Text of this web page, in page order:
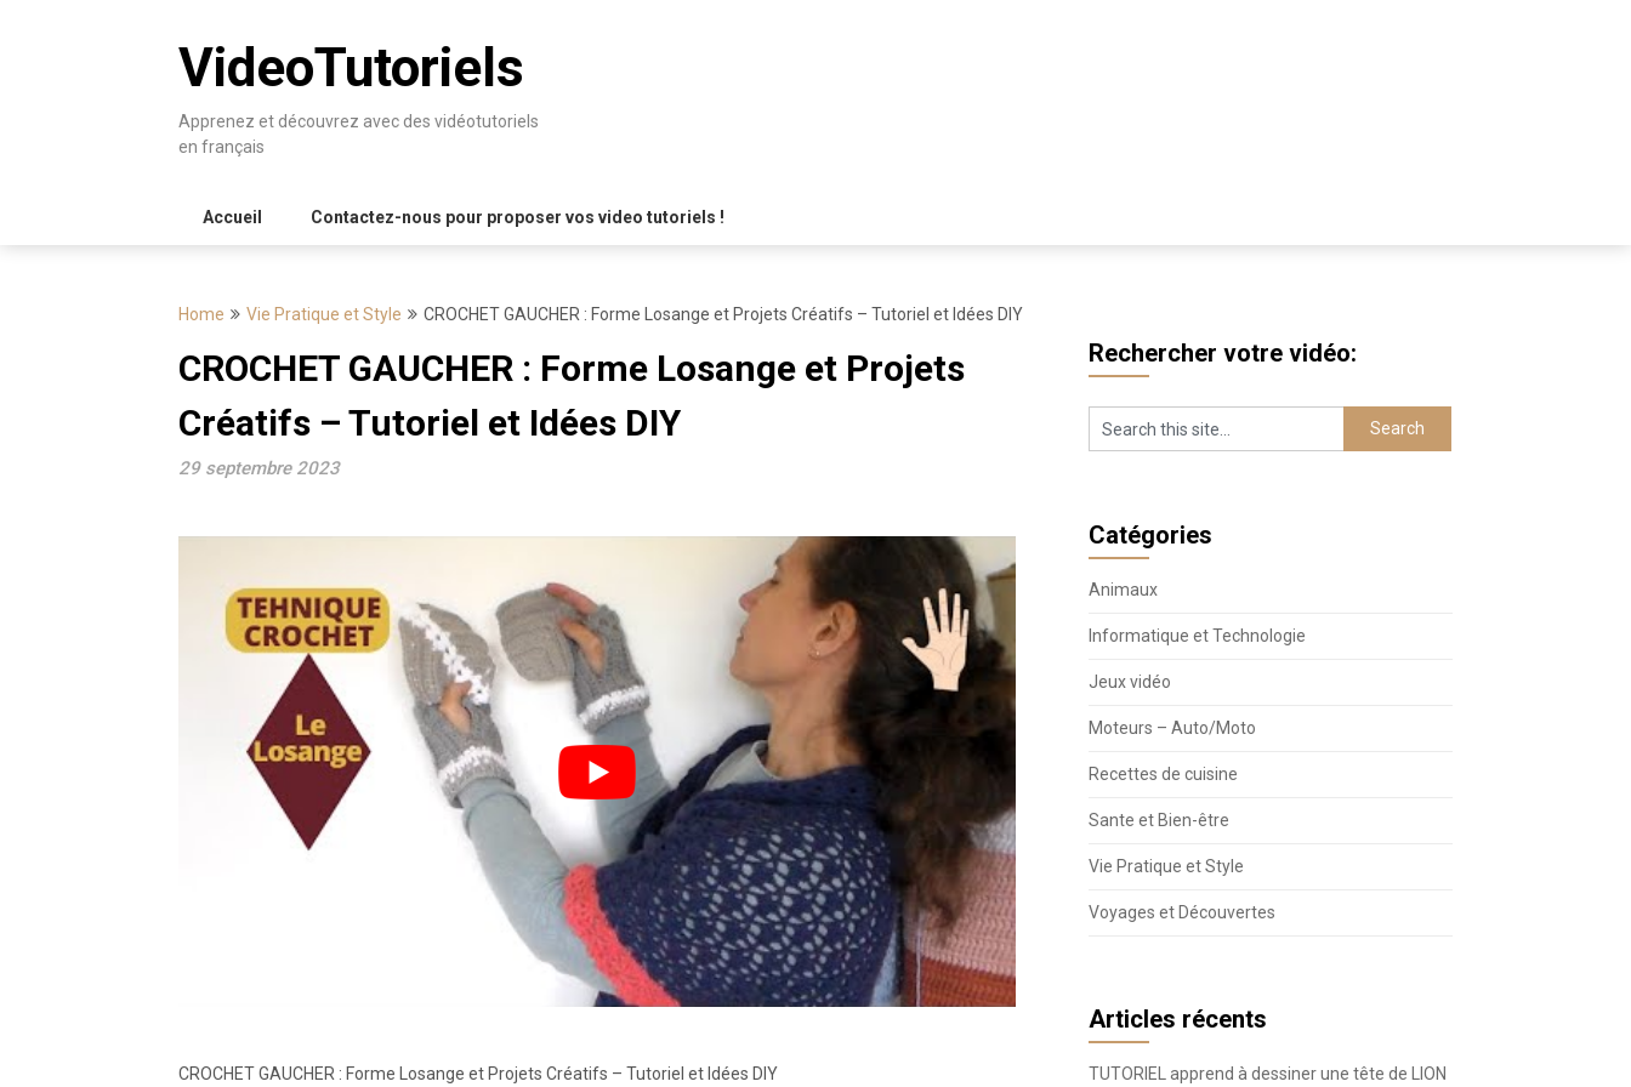
VideoTutoriels
Apprenez et découvrez avec des vidéotutoriels
en français
Accueil Contactez-nous pour proposer vos video tutoriels !
Home Vie Pratique et Style CROCHET GAUCHER : Forme Losange et Projets Créatifs – Tutoriel et Idées DIY
CROCHET GAUCHER : Forme Losange et Projets
Créatifs – Tutoriel et Idées DIY
29 septembre 2023
CROCHET GAUCHER : Forme Losange et Projets Créatifs – Tutoriel et Idées DIY
Rechercher votre vidéo:
Catégories
Animaux
Informatique et Technologie
Jeux vidéo
Moteurs – Auto/Moto
Recettes de cuisine
Sante et Bien-être
Vie Pratique et Style
Voyages et Découvertes
Articles récents
TUTORIEL apprend à dessiner une tête de LION